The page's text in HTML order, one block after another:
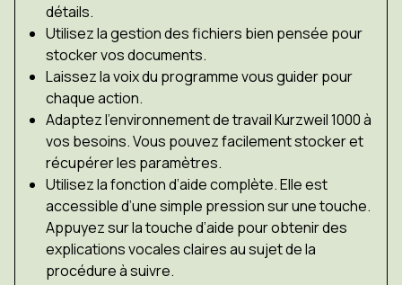
détails.
Utilisez la gestion des fichiers bien pensée pour
stocker vos documents.
Laissez la voix du programme vous guider pour
chaque action.
Adaptez l’environnement de travail Kurzweil 1000 à
vos besoins. Vous pouvez facilement stocker et
récupérer les paramètres.
Utilisez la fonction d’aide complète. Elle est
accessible d’une simple pression sur une touche.
Appuyez sur la touche d’aide pour obtenir des
explications vocales claires au sujet de la
procédure à suivre.